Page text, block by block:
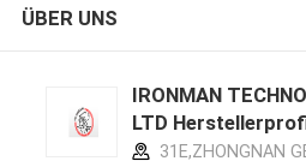
ÜBER UNS
IRONMAN
LTD
31E,ZHONGNAN